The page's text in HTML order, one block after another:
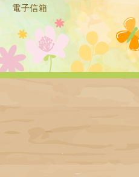
電子信箱